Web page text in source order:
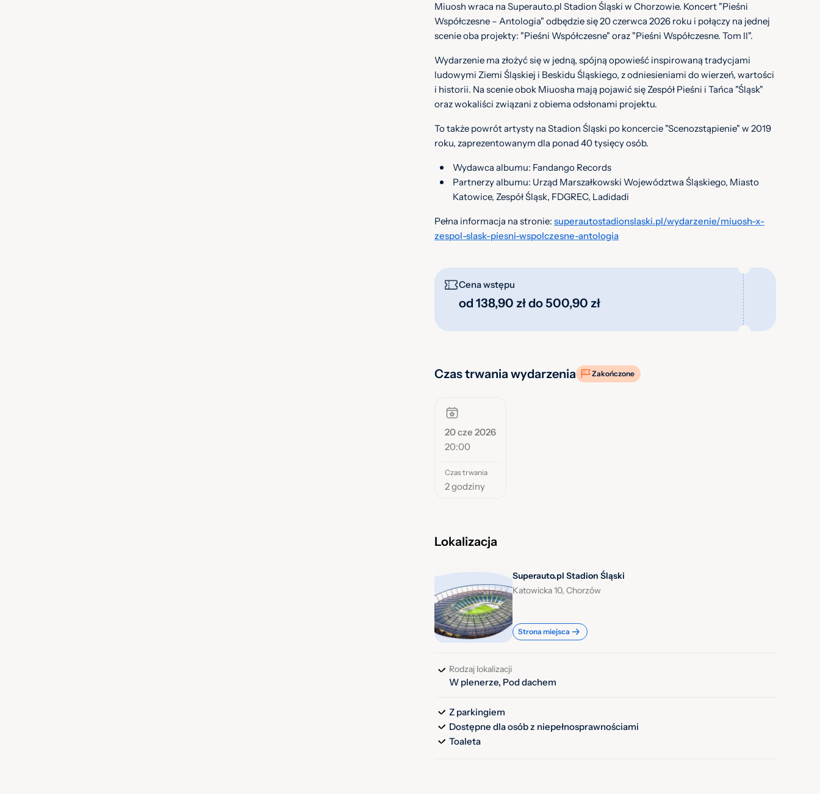
Miuosh wraca na Superauto.pl Stadion Śląski w Chorzowie. Koncert "Pieśni
Współczesne – Antologia" odbędzie się 20 czerwca 2026 roku i połączy na jednej
scenie oba projekty: "Pieśni Współczesne" oraz "Pieśni Współczesne. Tom II".
Wydarzenie ma złożyć się w jedną, spójną opowieść inspirowaną tradycjami
ludowymi Ziemi Śląskiej i Beskidu Śląskiego, z odniesieniami do wierzeń, wartości
i historii. Na scenie obok Miuosha mają pojawić się Zespół Pieśni i Tańca "Śląsk"
oraz wokaliści związani z obiema odsłonami projektu.
To także powrót artysty na Stadion Śląski po koncercie "Scenozstąpienie" w 2019
roku, zaprezentowanym dla ponad 40 tysięcy osób.
Wydawca albumu: Fandango Records
Partnerzy albumu: Urząd Marszałkowski Województwa Śląskiego, Miasto
Katowice, Zespół Śląsk, FDGREC, Ladidadi
Pełna informacja na stronie: superautostadionslaski.pl/wydarzenie/miuosh-x-
zespol-slask-piesni-wspolczesne-antologia
Cena wstępu
od 138,90 zł do 500,90 zł
Czas trwania wydarzenia Zakończone
20 cze 2026
20:00
Czas trwania
2 godziny
Lokalizacja
Superauto.pl Stadion Śląski
Katowicka 10, Chorzów
Strona miejsca
Rodzaj lokalizacji
W plenerze, Pod dachem
Z parkingiem
Dostępne dla osób z niepełnosprawnościami
Toaleta